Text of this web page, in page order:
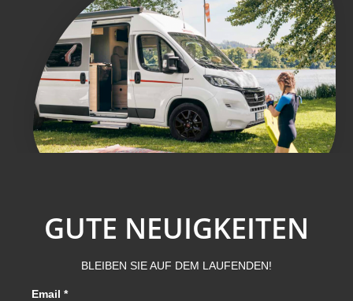
GUTE NEUIGKEITEN
BLEIBEN SIE AUF DEM LAUFENDEN!
Email *